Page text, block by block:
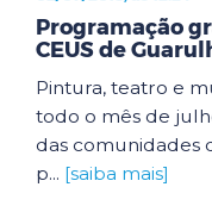
Programação
CEUS de
Pintura, teatro e
todo o mês de
das comunidades
p... [saiba mais]